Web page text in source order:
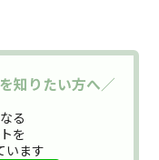
知りたい方へ／
る
を
います